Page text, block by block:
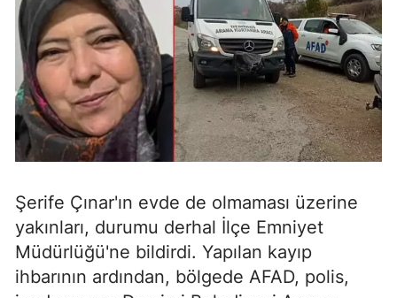
Şerife Çınar'ın evde de olmaması üzerine
yakınları, durumu derhal İlçe Emniyet
Müdürlüğü'ne bildirdi. Yapılan kayıp
ihbarının ardından, bölgede AFAD, polis,